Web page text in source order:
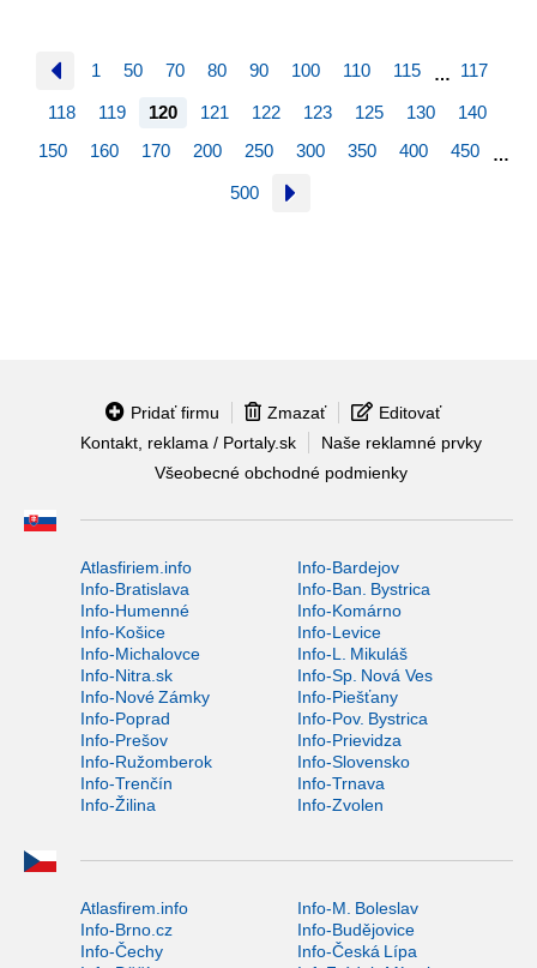
1 50 70 80 90 100 110 115 … 117
118 119 120 121 122 123 125 130
140
150
160 170 200 250 300 350 400 450 …
500
Pridať firmu Zmazať
Editovať
Kontakt, reklama / Portaly.sk
Naše reklamné prvky
Všeobecné obchodné podmienky
Atlasfiriem.info
Info-Bardejov
Info-Bratislava
Info-Ban. Bystrica
Info-Humenné
Info-Komárno
Info-Košice
Info-Levice
Info-Michalovce
Info-L. Mikuláš
Info-Nitra.sk
Info-Sp. Nová Ves
Info-Nové Zámky
Info-Piešťany
Info-Poprad
Info-Pov. Bystrica
Info-Prešov
Info-Prievidza
Info-Ružomberok
Info-Slovensko
Info-Trenčín
Info-Trnava
Info-Žilina
Info-Zvolen
Atlasfirem.info
Info-M. Boleslav
Info-Brno.cz
Info-Budějovice
Info-Čechy
Info-Česká Lípa